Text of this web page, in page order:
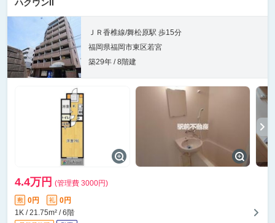
ハクウンII
ＪＲ香椎線/舞松原駅 歩15分
福岡県福岡市東区若宮
築29年 / 8階建
4.4万円 (管理費 3000円)
敷 0円 礼
0円
1K / 21.75m² / 6階